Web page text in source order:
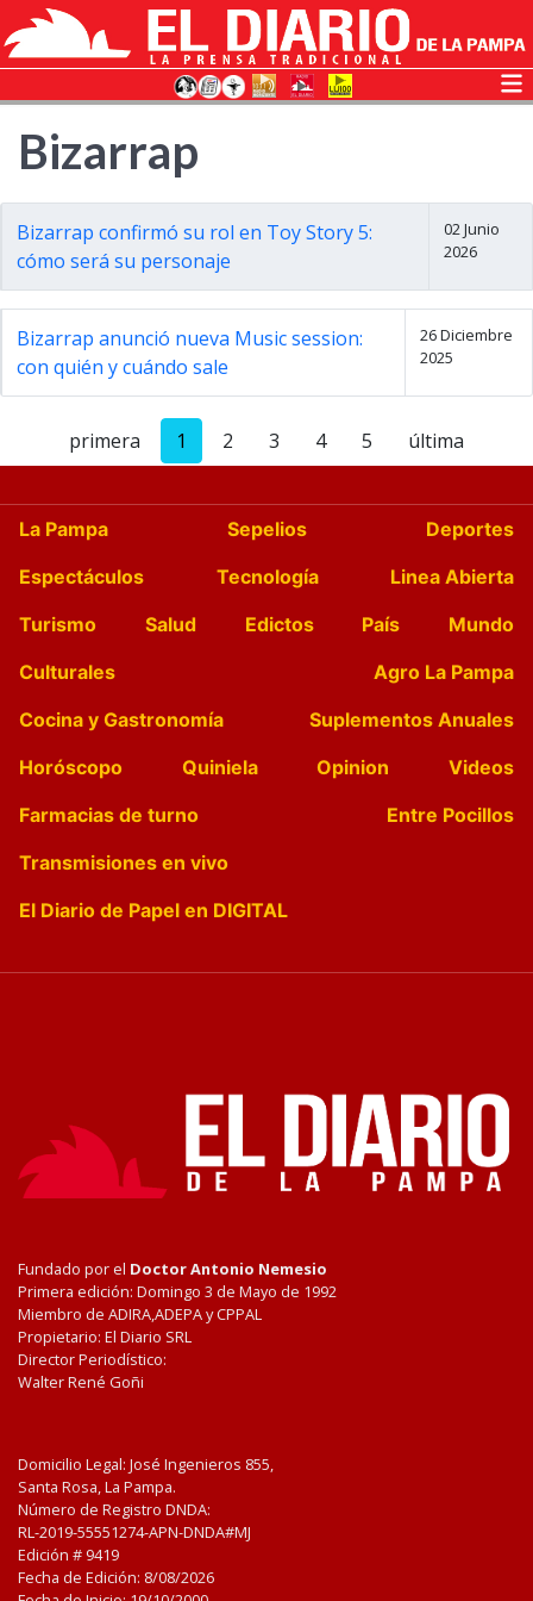
Bizarrap
Bizarrap confirmó su rol en Toy Story 5:
cómo será su personaje
02 Junio
2026
Bizarrap anunció nueva Music session:
con quién y cuándo sale
26 Diciembre
2025
primera 1 2 3 4 5 última
La Pampa Sepelios
Deportes
Espectáculos
Tecnología
Linea Abierta
Turismo
Salud Edictos País
Mundo
Culturales
Agro La Pampa
Cocina y Gastronomía
Suplementos Anuales
Horóscopo
Quiniela Opinion
Videos
Farmacias de turno
Entre Pocillos
Transmisiones en vivo
El Diario de Papel en DIGITAL
Fundado por el Doctor Antonio Nemesio
Primera edición: Domingo 3 de Mayo de 1992
Miembro de ADIRA,ADEPA y CPPAL
Propietario: El Diario SRL
Director Periodístico:
Walter René Goñi
Domicilio Legal: José Ingenieros 855,
Santa Rosa, La Pampa.
Número de Registro DNDA:
RL-2019-55551274-APN-DNDA#MJ
Edición # 9419
Fecha de Edición: 8/08/2026